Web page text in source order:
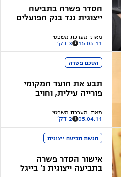
הסדר פשרה בתביעה
ייצוגית נגד בנק הפועלים
מאת: מערכת משפטי
15.05.11 3 דק'
הסכם פשרה
תבע את הועד המקומי
פורייה עילית, וחויב
מאת: מערכת משפטי
05.04.11 2 דק'
הגשת תביעה ייצוגית
אישור הסדר פשרה
בתביעה ייצוגית נ' בייגל